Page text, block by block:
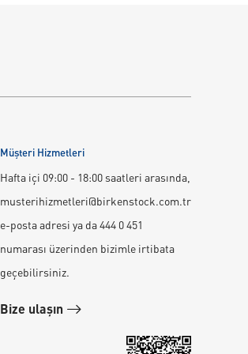
Müşteri Hizmetleri
Hafta içi 09:00 - 18:00 saatleri arasında,
musterihizmetleri@birkenstock.com.tr
e-posta adresi ya da 444 0 451
numarası üzerinden bizimle irtibata
geçebilirsiniz.
Bize ulaşın